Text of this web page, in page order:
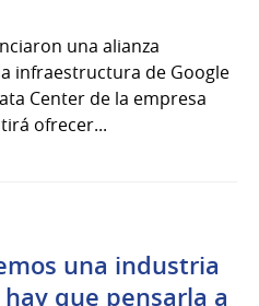
una alianza
infraestructura de Google
Center de la empresa
ofrecer...
una industria
que pensarla a